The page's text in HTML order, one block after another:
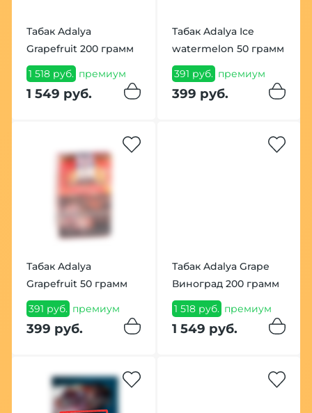
Табак Adalya
Grapefruit 200 грамм
1 518 руб. премиум
1 549 руб.
Табак Adalya Ice
watermelon 50 грамм
391 руб. премиум
399 руб.
Табак Adalya
Grapefruit 50 грамм
391 руб. премиум
399 руб.
Табак Adalya Grape
Виноград 200 грамм
1 518 руб. премиум
1 549 руб.